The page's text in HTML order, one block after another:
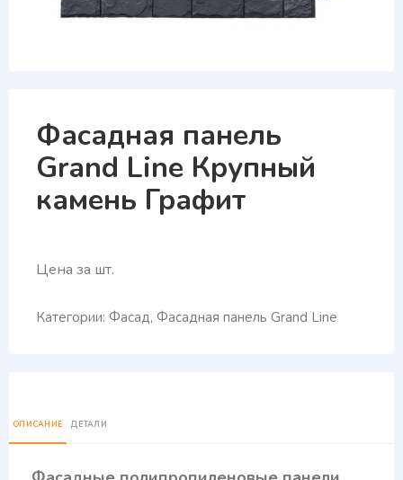
Фасадная панель
Grand Line Крупный
камень Графит
Цена за шт.
Категории: Фасад, Фасадная панель Grand Line
ОПИСАНИЕ ДЕТАЛИ